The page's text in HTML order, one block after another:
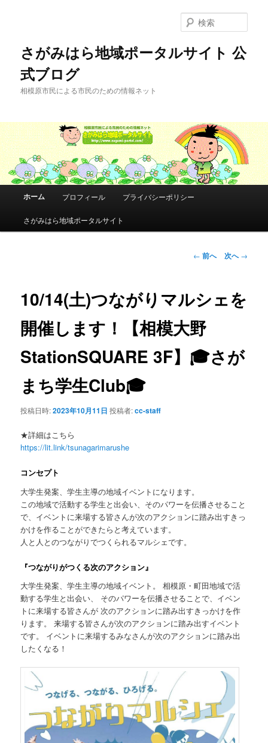
移
動
さがみはら地域ポータルサイト 公
式ブログ
相模原市民による市民のための情報ネット
索
メ
ホーム プロフィール プライバシーポリシー
さがみはら地域ポータルサイト
投
ビ
ゲ
シ
ン
← 前へ 次へ→
10/14(土)つながりマルシェを
開催します！【相模大野
StationSQUARE 3F】🎓さが
まち学生Club🎓
投稿日時:2023年10月11日 投稿者:cc-staff
★詳細はこちら
https://lit.link/tsunagarimarushe
コンセプト
大学生発案、学生主導の地域イベントになります。
この地域で活動する学生と出会い、そのパワーを伝播させること
で、イベントに来場する皆さんが次のアクションに踏み出すきっ
かけを作ることができたらと考えています。
人と人とのつながりでつくられるマルシェです。
『つながりがつくる次のアクション』
大学生発案、学生主導の地域イベント。 相模原・町田地域で活
動する学生と出会い、 そのパワーを伝播させることで、イベン
トに来場する皆さんが 次のアクションに踏み出すきっかけを作
ります。 来場する皆さんが次のアクションに踏み出すイベント
です。 イベントに来場するみなさんが次のアクションに踏み出
したくなる！